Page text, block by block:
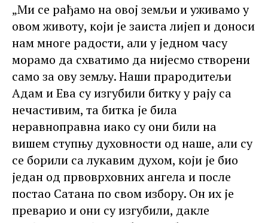
„Ми се рађамо на овој земљи и уживамо у
овом животу, који је заиста лијеп и доноси
нам многе радости, али у једном часу
морамо да схватимо да нијесмо створени
само за ову земљу. Наши прародитељи
Адам и Ева су изгубили битку у рају са
нечастивим, та битка је била
неравноправна иако су они били на
вишем ступњу духовности од наше, али су
се борили са лукавим духом, који је био
један од првоврховних ангела и после
постао Сатана по свом избору. Он их је
преварио и они су изгубили, дакле